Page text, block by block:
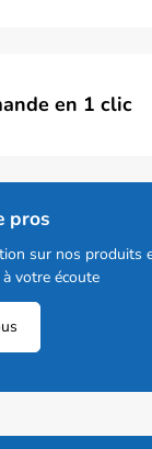
en 1 clic
pros
sur nos produits
votre écoute